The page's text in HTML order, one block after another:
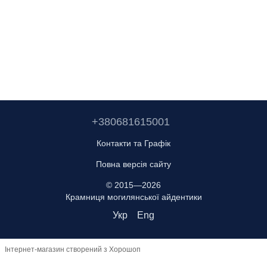
+380681615001
Контакти та Графік
Повна версія сайту
© 2015—2026
Крамниця могилянської айдентики
Укр Eng
Інтернет-магазин створений з Хорошоп